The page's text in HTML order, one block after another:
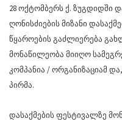
28 ოქტომბერს ქ. ზუგდიდში
ღონისძიების მიზანი
წყაროების გაძლიერება
მონაწილეობა მიიღო
კომპანია / ორგანიზაციამ
პირმა.
დასაქმების ფესტივალზე